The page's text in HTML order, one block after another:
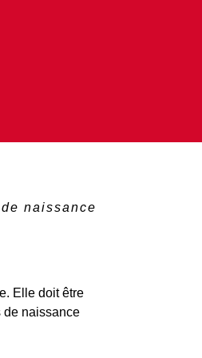
naissance
Elle doit être
de naissance